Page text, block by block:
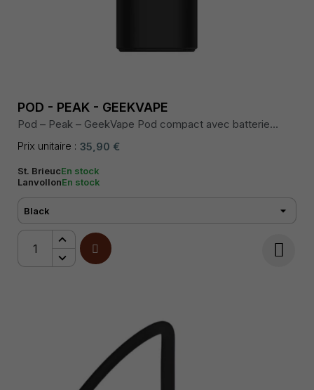
POD - PEAK - GEEKVAPE
Pod – Peak – GeekVape Pod compact avec batterie
cartouche de 4 mL en 0,8 Ω.
Prix unitaire : 35,90 €
St. BrieucEn stock
LanvollonEn stock